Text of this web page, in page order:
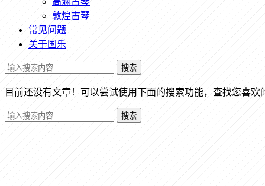
敦煌古琴
常见问题
关于国乐
搜索
目前还没有文章！可以尝试使用下面的搜索功能，查找您喜欢
搜索